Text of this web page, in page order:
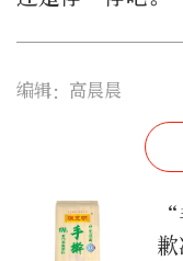
编辑：高晨晨